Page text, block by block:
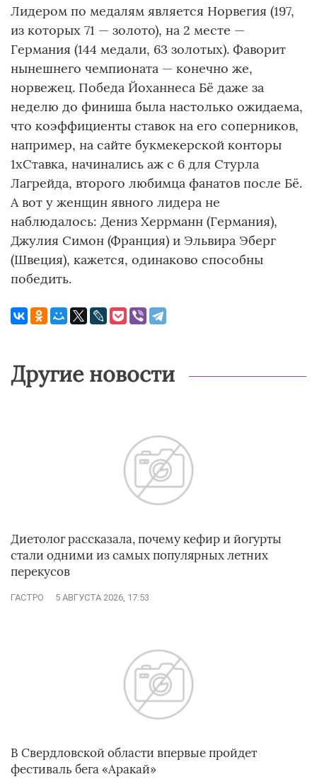
Лидером по медалям является Норвегия (197,
из которых 71 — золото), на 2 месте —
Германия (144 медали, 63 золотых). Фаворит
нынешнего чемпионата — конечно же,
норвежец. Победа Йоханнеса Бё даже за
неделю до финиша была настолько ожидаема,
что коэффициенты ставок на его соперников,
например, на сайте букмекерской конторы
1хСтавка, начинались аж с 6 для Стурла
Лагрейда, второго любимца фанатов после Бё.
А вот у женщин явного лидера не
наблюдалось: Дениз Херрманн (Германия),
Джулия Симон (Франция) и Эльвира Эберг
(Швеция), кажется, одинаково способны
победить.
Другие новости
Диетолог рассказала, почему кефир и йогурты
стали одними из самых популярных летних
перекусов
ГАСТРО 5 АВГУСТА 2026, 17:53
В Свердловской области впервые пройдет
фестиваль бега «Аракай»